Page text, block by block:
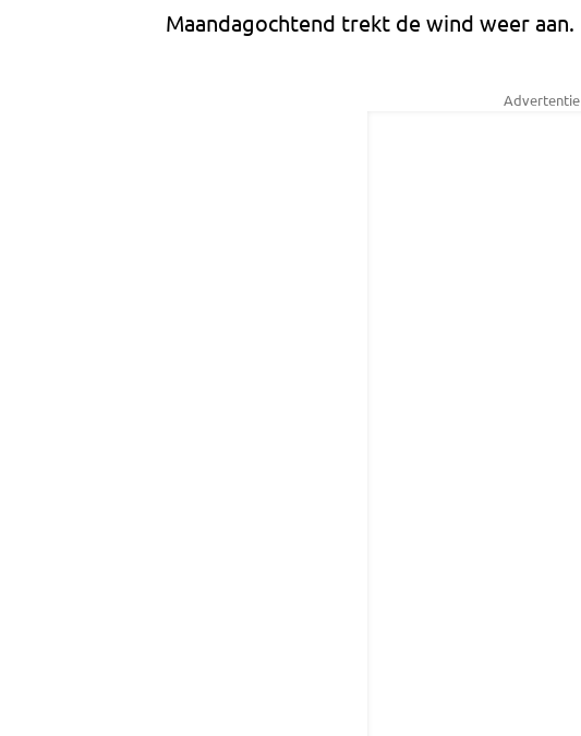
Maandagochtend trekt de wind weer aan.
Advertentie